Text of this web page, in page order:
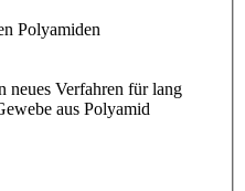
Verfahren für lang
aus Polyamid